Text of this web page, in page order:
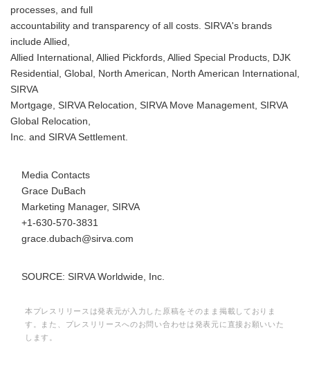
processes, and full
accountability and transparency of all costs. SIRVA's brands
include Allied,
Allied International, Allied Pickfords, Allied Special Products, DJK
Residential, Global, North American, North American International,
SIRVA
Mortgage, SIRVA Relocation, SIRVA Move Management, SIRVA
Global Relocation,
Inc. and SIRVA Settlement.
Media Contacts
Grace DuBach
Marketing Manager, SIRVA
+1-630-570-3831
grace.dubach@sirva.com
SOURCE: SIRVA Worldwide, Inc.
本プレスリリースは発表元が入力した原稿をそのまま掲載しておりま
す。また、プレスリリースへのお問い合わせは発表元に直接お願いいた
します。